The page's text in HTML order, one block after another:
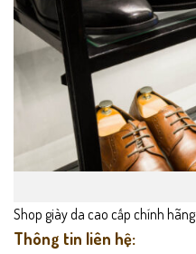
Shop giày da cao cấp chính hãng
Thông tin liên hệ: